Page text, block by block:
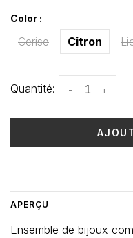
Color :
Cerise Citron
Quantité: +
-
APERÇU
Ensemble de bijoux